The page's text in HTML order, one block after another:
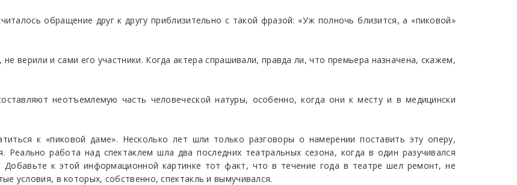
обращение друг к другу приблизительно с такой фразой: «Уж полночь близится, а «пиковой»
верили и сами его участники. Когда актера спрашивали, правда ли, что премьера назначена, скажем,
неотъемлемую часть человеческой натуры, особенно, когда они к месту и в медицински
к «пиковой даме». Несколько лет шли только разговоры о намерении поставить эту оперу,
Реально работа над спектаклем шла два последних театральных сезона, когда в один разучивался
Добавьте к этой информационной картинке тот факт, что в течение года в театре шел ремонт, не
условия, в которых, собственно, спектакль и вымучивался.